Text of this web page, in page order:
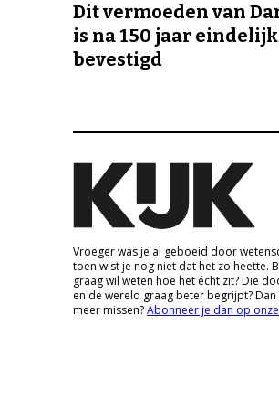
Dit vermoeden van
is na 150 jaar eindelijk
bevestigd
Vroeger was je al geboeid door
toen wist je nog niet dat het zo heette.
graag wil weten hoe het écht zit? Die
en de wereld graag beter begrijpt? Dan
meer missen?Abonneer je dan op